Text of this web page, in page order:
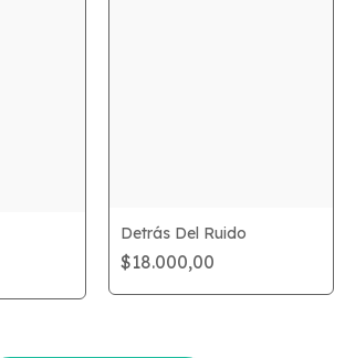
Detrás Del Ruido
$18.000,00